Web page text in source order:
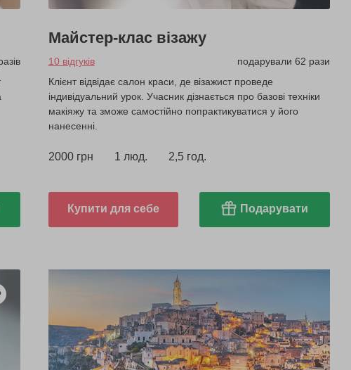
Майстер-клас візажу
10 відгуків
подарували 62 рази
Клієнт відвідає салон краси, де візажист проведе
індивідуальний урок. Учасник дізнається про базові техніки
макіяжу та зможе самостійно попрактикуватися у його
нанесенні.
2000 грн 1 люд. 2,5 год.
Купити для себе Подарувати